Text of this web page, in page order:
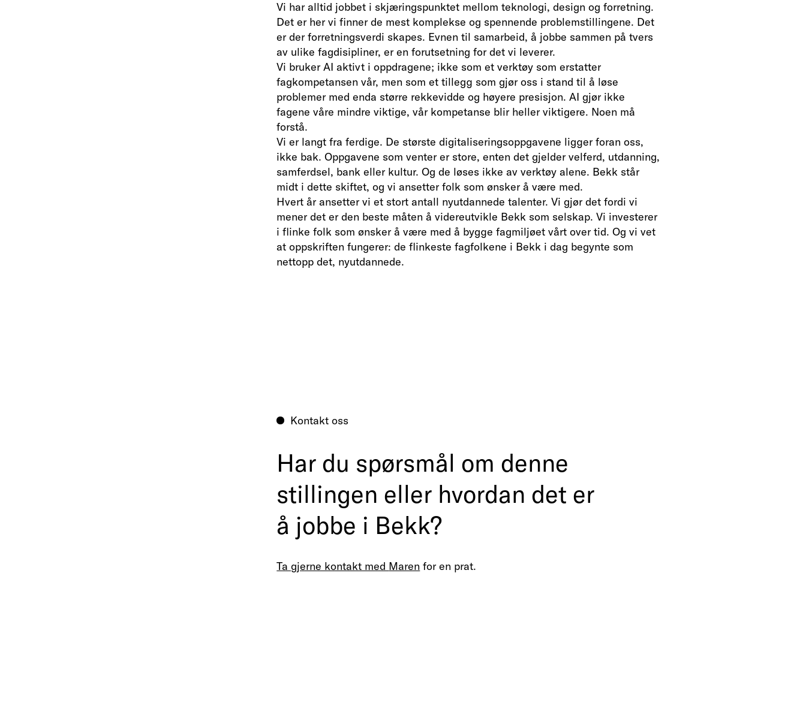
Vi har alltid jobbet i skjæringspunktet mellom teknologi, design og forretning.
Det er her vi finner de mest komplekse og spennende problemstillingene. Det
er der forretningsverdi skapes. Evnen til samarbeid, å jobbe sammen på tvers
av ulike fagdisipliner, er en forutsetning for det vi leverer.
Vi bruker AI aktivt i oppdragene; ikke som et verktøy som erstatter
fagkompetansen vår, men som et tillegg som gjør oss i stand til å løse
problemer med enda større rekkevidde og høyere presisjon. AI gjør ikke
fagene våre mindre viktige, vår kompetanse blir heller viktigere. Noen må
forstå.
Vi er langt fra ferdige. De største digitaliseringsoppgavene ligger foran oss,
ikke bak. Oppgavene som venter er store, enten det gjelder velferd, utdanning,
samferdsel, bank eller kultur. Og de løses ikke av verktøy alene. Bekk står
midt i dette skiftet, og vi ansetter folk som ønsker å være med.
Hvert år ansetter vi et stort antall nyutdannede talenter. Vi gjør det fordi vi
mener det er den beste måten å videreutvikle Bekk som selskap. Vi investerer
i flinke folk som ønsker å være med å bygge fagmiljøet vårt over tid. Og vi vet
at oppskriften fungerer: de flinkeste fagfolkene i Bekk i dag begynte som
nettopp det, nyutdannede.
Kontakt oss
Har du spørsmål om denne
stillingen eller hvordan det er
å jobbe i Bekk?
Ta gjerne kontakt med Maren for en prat.